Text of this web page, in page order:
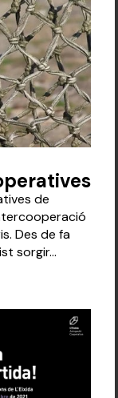
de
Des de fa
sorgir...